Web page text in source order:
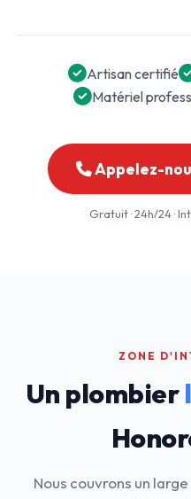
Artisan certifié
Matériel
Appelez-
Gratuit · 24h/24 ·
ZONE
Un plombier
Nous couvrons un